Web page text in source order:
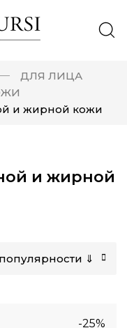
ДЛЯ ЛИЦА
и жирной кожи
и жирной
⇓
-25%